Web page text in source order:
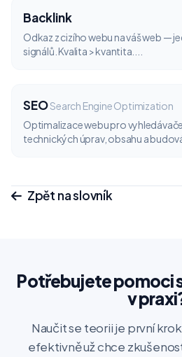
Backlink
Odkaz z cizího webu na váš web —
signálů. Kvalita > kvantita....
SEOSearch Engine Optimization
Optimalizace webu pro
technických úprav, obsahu a
Zpět na slovník
Potřebujete pomoci
v
Naučit se teorii je první
efektivně už chce